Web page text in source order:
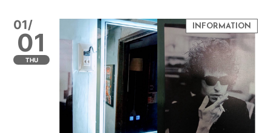
01/
01
THU